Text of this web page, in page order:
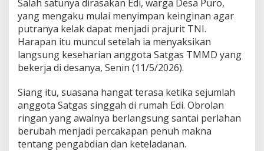
k
p
a
d
a
S
e
a
g
a
m
T
N
Salah satunya dirasakan Edi, warga Desa Puro,
yang mengaku mulai menyimpan keinginan agar
putranya kelak dapat menjadi prajurit TNI.
Harapan itu muncul setelah ia menyaksikan
langsung keseharian anggota Satgas TMMD yang
bekerja di desanya, Senin (11/5/2026).
Siang itu, suasana hangat terasa ketika sejumlah
anggota Satgas singgah di rumah Edi. Obrolan
ringan yang awalnya berlangsung santai perlahan
berubah menjadi percakapan penuh makna
tentang pengabdian dan keteladanan.